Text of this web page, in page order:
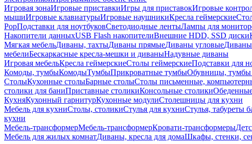
Игровая зонаИгровые приставкиИгры для приставокИгровые
мышиИгровые клавиатурыИгровые наушникиКресла геймерские
PopПодставки для ноутбуковСветодиодные лентыЛампы для
Накопители данныхUSB Flash накопителиВнешние HDD, SSD диски
Мягкая мебельДиваны, тахтыДиваны прямыеДиваны угловые
мебелиБескаркасные кресла-мешки и диваныНадувные диваны
Игровая мебельКресла геймерскиеСтолы геймерскиеПодставки для
Комоды, тумбыКомодыТумбыПрикроватные тумбыОбувницы,
СтолыКухонные столыБарные столыСтолы письменные,
столики для баниПриставные столикиКонсольные столики
КухняКухонный гарнитурКухонные модулиСтолешницы для кухни
Мебель для кухниСтолы, столикиСтулья для кухниСтулья, табуреты
кухни
Мебель-трансформерМебель-трансформерКровати-трансформеры
Мебель для жилых комнатДиваны, кресла для домаШкафы, стенки,